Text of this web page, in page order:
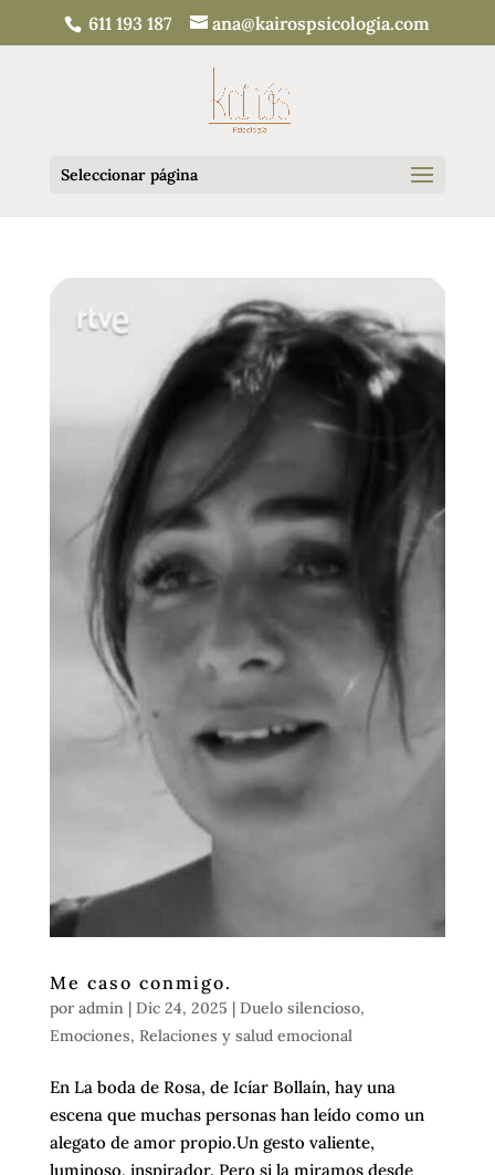
611 193 187 ana@kairospsicologia.com
Seleccionar página
Me caso conmigo.
por admin| Dic 24, 2025 | Duelo silencioso,
Emociones, Relaciones y salud emocional
En La boda de Rosa, de Icíar Bollaín, hay una
escena que muchas personas han leído como un
alegato de amor propio.Un gesto valiente,
luminoso, inspirador. Pero si la miramos desde